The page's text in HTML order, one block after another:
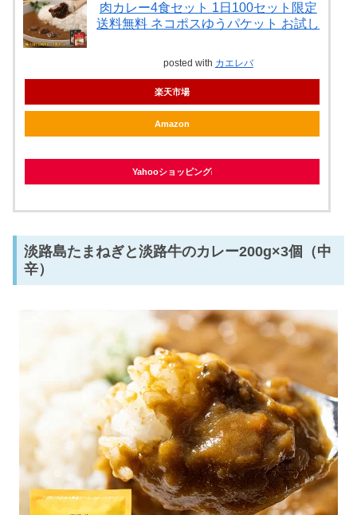
肉カレー4食セット 1日100セット限定
送料無料 ネコポスゆうパケット お試し
posted with カエレバ
楽天市場
Amazon
Yahooショッピング
淡路島たまねぎと淡路牛のカレー200g×3個（中
辛）